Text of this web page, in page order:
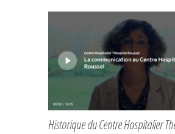
Historique du Centre Hospitalier